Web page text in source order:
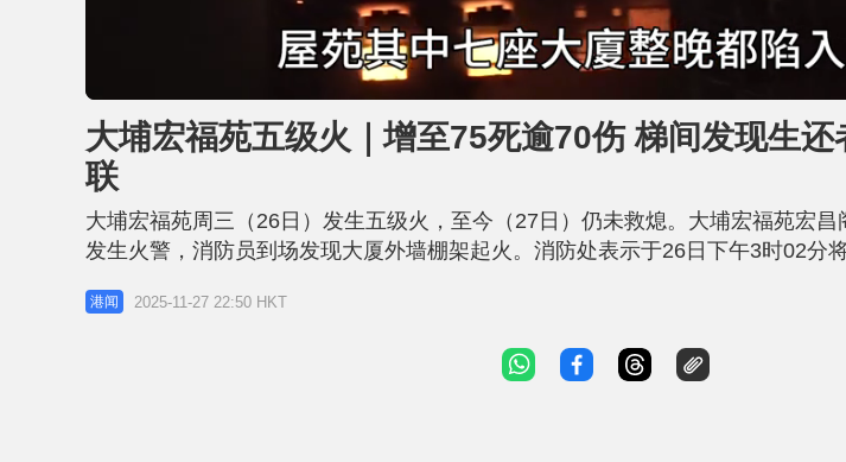
n
u
t
e
o
d
e
d
7
%
大埔宏福苑五级火｜增至75死逾70伤 梯间发现生
联
大埔宏福苑周三（26日）发生五级火，至今（27日）仍未救熄。大埔宏福苑宏
发生火警，消防员到场发现大厦外墙棚架起火。消防处表示于26日下午3时02分
下午3时34分升为四级，并于傍晚6时22分升为五级，火势蔓延到相邻等6幢楼宇
这宗火警的死伤者资料，热线号码为1878 999。 大埔宏福苑五级火最新情况（截
港闻 2025-11-27 22:50 HKT